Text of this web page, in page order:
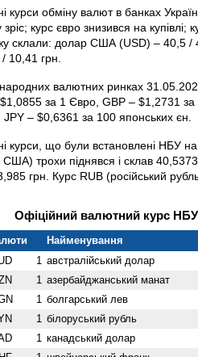
курси обміну валют в банках
курс євро знизився на
склали: долар США (USD) – 40,5 /
10,41 грн.
валютних ринках
за 1 Євро, GBP – $1,2731 за
– $0,6361 за 100 японських єн.
курси, що були встановлені НБУ
трохи піднявся і склав
грн. Курс RUB (російський
Офіційний валютний курс НБУ
Найменування
1 австралійський долар
1 азербайджанський манат
1 болгарський лев
1 білоруський рубль
1 канадський долар